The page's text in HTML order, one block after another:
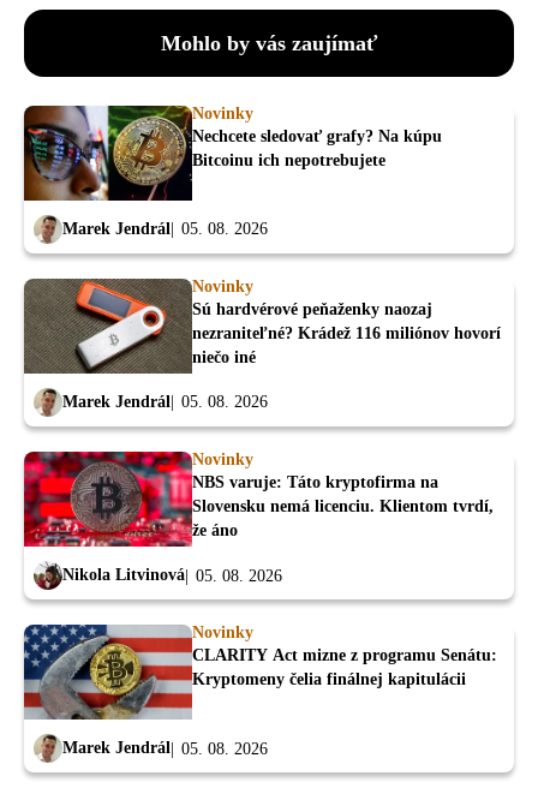
Mohlo by vás zaujímať
Novinky
Nechcete sledovať grafy? Na kúpu
Bitcoinu ich nepotrebujete
Marek Jendrál 05. 08. 2026
Novinky
Sú hardvérové peňaženky naozaj
nezraniteľné? Krádež 116 miliónov hovorí
niečo iné
Marek Jendrál 05. 08. 2026
Novinky
NBS varuje: Táto kryptofirma na
Slovensku nemá licenciu. Klientom tvrdí,
že áno
Nikola Litvinová 05. 08. 2026
Novinky
CLARITY Act mizne z programu Senátu:
Kryptomeny čelia finálnej kapitulácii
Marek Jendrál 05. 08. 2026